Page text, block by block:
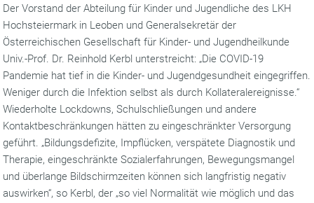
Der Vorstand der Abteilung für Kinder und Jugendliche des LKH
Hochsteiermark in Leoben und Generalsekretär der
Österreichischen Gesellschaft für Kinder- und Jugendheilkunde
Univ.-Prof. Dr. Reinhold Kerbl unterstreicht: „Die COVID-19
Pandemie hat tief in die Kinder- und Jugendgesundheit eingegriffen.
Weniger durch die Infektion selbst als durch Kollateralereignisse.“
Wiederholte Lockdowns, Schulschließungen und andere
Kontaktbeschränkungen hätten zu eingeschränkter Versorgung
geführt. „Bildungsdefizite, Impflücken, verspätete Diagnostik und
Therapie, eingeschränkte Sozialerfahrungen, Bewegungsmangel
und überlange Bildschirmzeiten können sich langfristig negativ
auswirken“, so Kerbl, der „so viel Normalität wie möglich und das